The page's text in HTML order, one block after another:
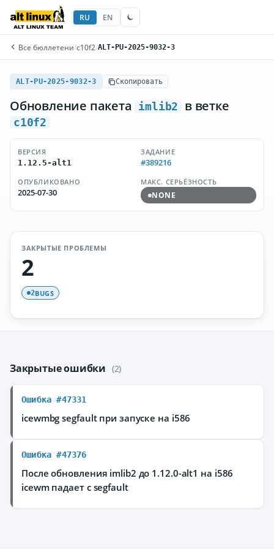
RU EN
Все бюллетени/c10f2/ALT-PU-2025-9032-3
ALT-PU-2025-9032-3 Скопировать
Обновление пакета imlib2 в ветке
c10f2
ВЕРСИЯ
1.12.5-alt1
ЗАДАНИЕ
#389216
ОПУБЛИКОВАНО
2025-07-30
МАКС. СЕРЬЁЗНОСТЬ
NONE
ЗАКРЫТЫЕ ПРОБЛЕМЫ
2
2BUGS
Закрытые ошибки (2)
Ошибка #47331
icewmbg segfault при запуске на i586
Ошибка #47376
После обновления imlib2 до 1.12.0-alt1 на i586
icewm падает с segfault